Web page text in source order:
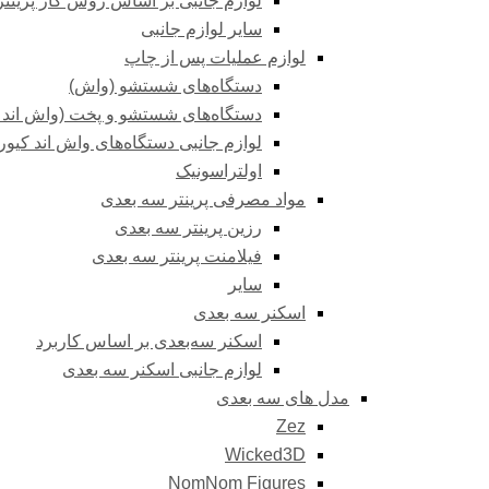
سایر لوازم جانبی
لوازم عملیات پس از چاپ
دستگاه‌های شستشو (واش)
دستگاه‌های شستشو و پخت (واش اند
لوازم جانبی دستگاه‌های واش اند
اولتراسونیک
مواد مصرفی پرینتر سه بعدی
رزین پرینتر سه بعدی
فیلامنت پرینتر سه بعدی
سایر
اسکنر سه بعدی
اسکنر سه‌بعدی بر اساس کاربرد
لوازم جانبی اسکنر سه بعدی
مدل های سه بعدی
Zez
Wicked3D
NomNom Figures